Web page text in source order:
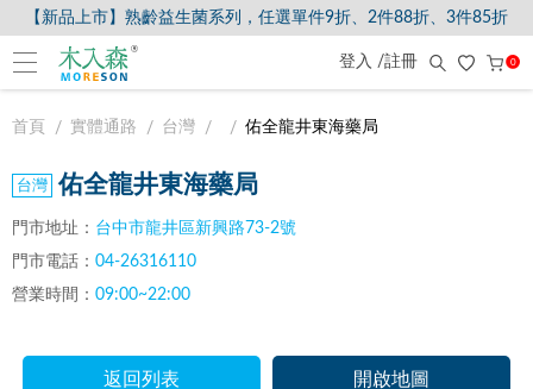
【新品上市】熟齡益生菌系列，任選單件9折、2件88折、3件85折
【8/5-8/9爸氣獻禮】全館滿$2000現折$200、滿$3000現折$300、滿
登入 /註冊 0
首頁 實體通路 台灣 佑全龍井東海藥局
佑全龍井東海藥局
門市地址： 台中市龍井區新興路73-2號
門市電話： 04-26316110
營業時間： 09:00~22:00
返回列表 開啟地圖